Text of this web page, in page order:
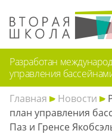
Разработан
управления
Главная
Новости
план управления
Паз и Гренсе